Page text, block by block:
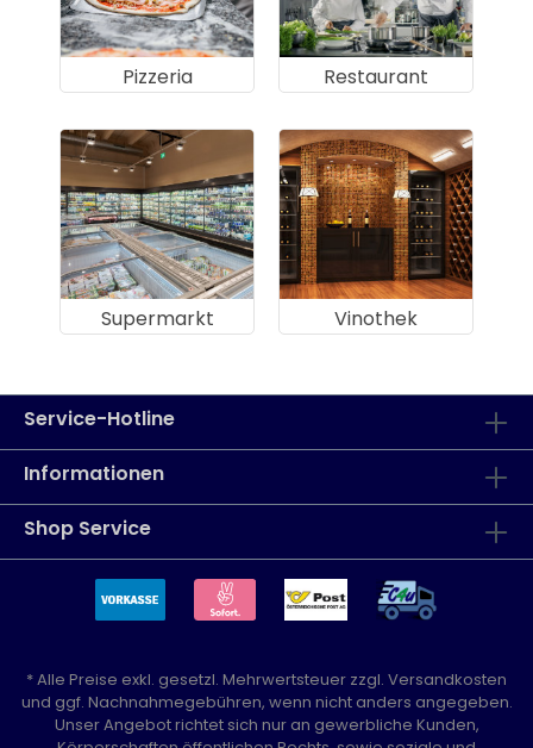
Pizzeria Restaurant
Supermarkt Vinothek
Service-Hotline
Informationen
Shop Service
* Alle Preise exkl. gesetzl. Mehrwertsteuer zzgl. Versandkosten
und ggf. Nachnahmegebühren, wenn nicht anders angegeben.
Unser Angebot richtet sich nur an gewerbliche Kunden,